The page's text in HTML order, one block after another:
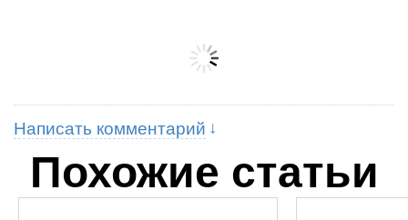
Написать комментарий
Похожие статьи